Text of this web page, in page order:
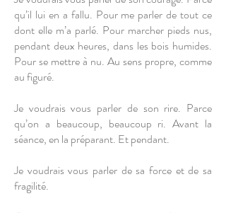
qu’il lui en a fallu. Pour me parler de tout ce
dont elle m’a parlé. Pour marcher pieds nus,
pendant deux heures, dans les bois humides.
Pour se mettre à nu. Au sens propre, comme
au figuré.
Je voudrais vous parler de son rire. Parce
qu’on a beaucoup, beaucoup ri. Avant la
séance, en la préparant. Et pendant.
Je voudrais vous parler de sa force et de sa
fragilité.